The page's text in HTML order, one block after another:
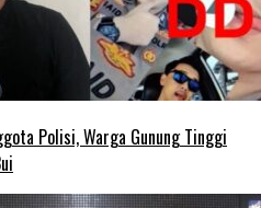
Polisi, Warga Gunung Tinggi